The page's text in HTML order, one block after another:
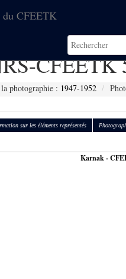
du CFEETK
CFEETK
photographie : 1947-1952
sur les éléments représentés